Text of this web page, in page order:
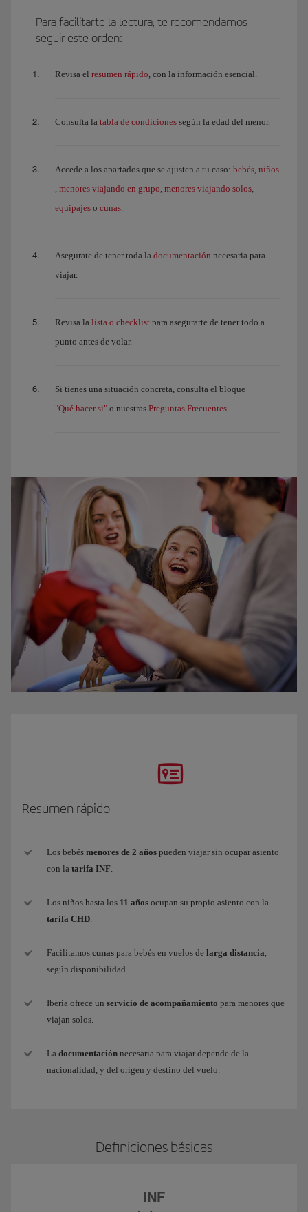
Para facilitarte la lectura, te recomendamos
seguir este orden:
Revisa el resumen rápido, con la información esencial.
Consulta la tabla de condiciones según la edad del menor.
Accede a los apartados que se ajusten a tu caso: bebés, niños
, menores viajando en grupo, menores viajando solos,
equipajes o cunas.
Asegurate de tener toda la documentación necesaria para
viajar.
Revisa la lista o checklist para asegurarte de tener todo a
punto antes de volar.
Si tienes una situación concreta, consulta el bloque
"Qué hacer si" o nuestras Preguntas Frecuentes.
Resumen rápido
Los bebés menores de 2 años pueden viajar sin ocupar asiento
con la tarifa INF
Los niños hasta los 11 años ocupan su propio asiento con la
tarifa CHD
Facilitamos cunas para bebés en vuelos de larga distancia
según disponibilidad.
Iberia ofrece un servicio de acompañamiento para menores que
viajan solos.
La documentación necesaria para viajar depende de la
nacionalidad, y del origen y destino del vuelo.
Definiciones básicas
INF